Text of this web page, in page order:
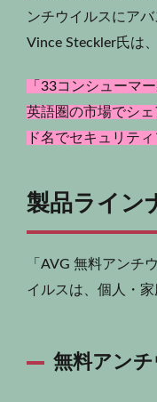
ンチウイルスにア
Vince Steckler氏は
「33コンシューマ
英語圏の市場でシ
ド名でセキュリテ
製品ライン
「AVG 無料アンチ
イルスは、個人・
無料アン